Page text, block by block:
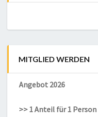
MITGLIED WERDEN
Angebot 2026
>> 1 Anteil für 1 Person